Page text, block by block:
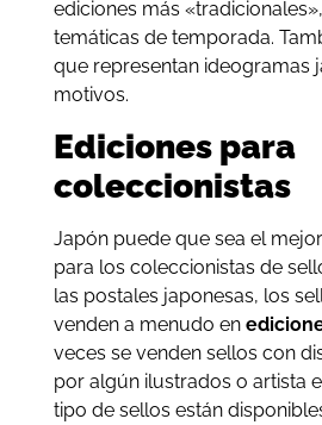
ediciones más
temáticas de temporada.
que representan ideogramas
motivos.
Ediciones para
coleccionistas
Japón puede que sea el
para los coleccionistas de
las postales japonesas, los
venden a menudo en
veces se venden sellos con
por algún ilustrados o artista
tipo de sellos están